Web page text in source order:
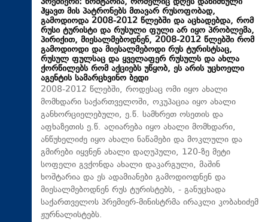
ჰყავთ მის პატრონებს მთავარ რუსოფობად,
გამოდიოდა 2008-2012 წლებში და აცხადებდა, რომ
რუსი ტურისტი და რუსული ფული არ იყო პრობლემა,
პირიქით, მიესალმებოდნენ, 2008-2012 წლებში რომ
გამოდიოდი და მიესალმებოდი რუს ტურისტსაც,
რუსულ ფულსაც და ყველაფერ რუსულს და ახლა
ქორწილებს რომ აქციებს უწყობ, ეს არის უცხოელი
აგენტის სამარცხვინო ბედი
2008-2012 წლებში, როდესაც ომი იყო ახალი
მომხდარი საქართველოში, ოკუპაცია იყო ახალი
განხორციელებული, ე.წ. სამხრეთ ოსეთის და
აფხაზეთის ე.წ. აღიარება იყო ახალი მომხდარი,
ანწუხელიძე იყო ახალი ნაწამები და მოკლული და
გმირები იყვნენ ახალი დაღუპული, 120-ზე მეტი
სოფელი გვქონდა ახალი დაკარგული, მაშინ
ხოშტარია და ეს ადამიანები გამოდიოდნენ და
მიესალმებოდნენ რუს ტურისტებს, - განუცხადა
საქართველოს პრემიერ-მინისტრმა ირაკლი კობახიძემ
ჟურნალისტებს.